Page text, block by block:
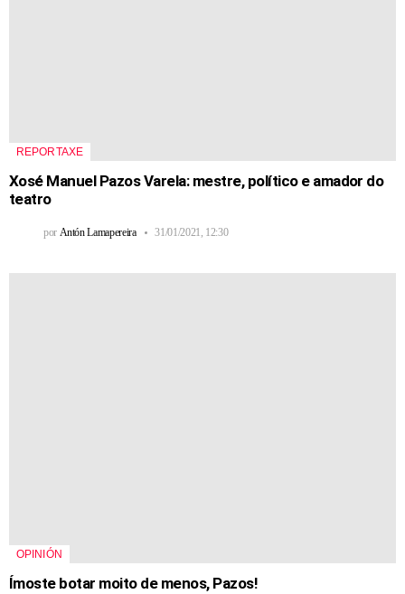
REPORTAXE
Xosé Manuel Pazos Varela: mestre, político e amador do
teatro
por Antón Lamapereira 31/01/2021, 12:30
OPINIÓN
Ímoste botar moito de menos, Pazos!